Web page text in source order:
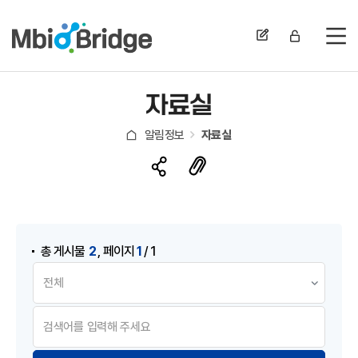
전
자료실
알림정보 자료실
총 게시물 2 ,페이지1/ 1